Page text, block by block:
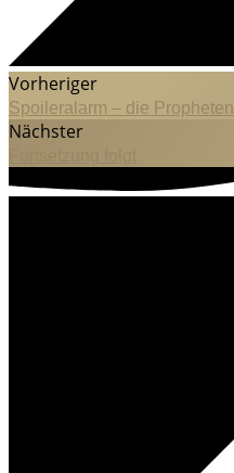
Vorheriger
Spoileralarm – die Propheten
Nächster